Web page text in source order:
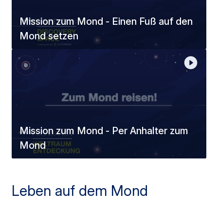
Mission zum Mond - Einen Fuß auf den
Mond setzen
Mission zum Mond - Per Anhalter zum
Mond
Leben auf dem Mond